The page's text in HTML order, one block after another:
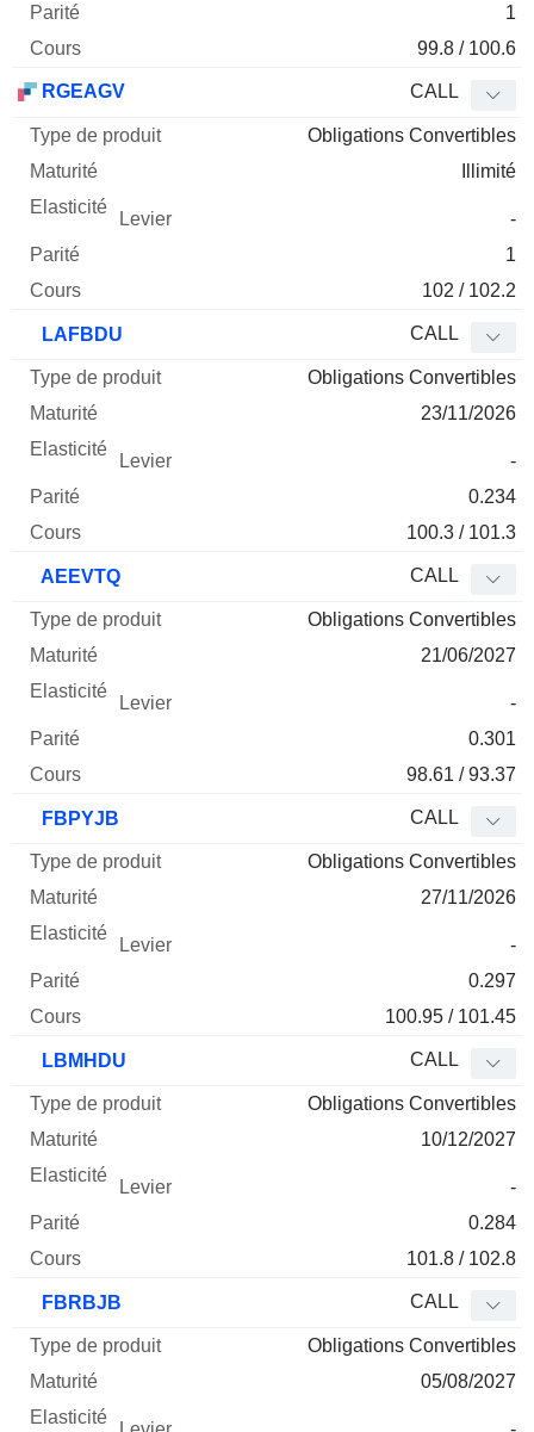
1
99.8 / 100.6
RGEAGV CALL
Obligations Convertibles
Illimité
-
1
102 / 102.2
LAFBDU CALL
Obligations Convertibles
23/11/2026
-
0.234
100.3 / 101.3
AEEVTQ CALL
Obligations Convertibles
21/06/2027
-
0.301
98.61 / 93.37
FBPYJB CALL
Obligations Convertibles
27/11/2026
-
0.297
100.95 / 101.45
LBMHDU CALL
Obligations Convertibles
10/12/2027
-
0.284
101.8 / 102.8
FBRBJB CALL
Obligations Convertibles
05/08/2027